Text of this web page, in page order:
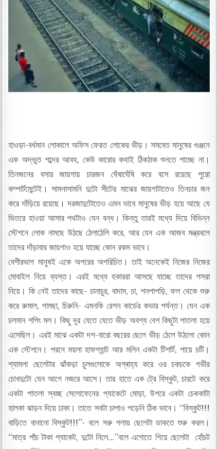
হাওড়া-বর্ধমান লোকালে অফিস ফেরত লোকের ভীড়। সমবেত মানুষের গুঞ্জনে
এক অদ্ভুত শব্দের আবহ, কেউ কারোর কথাই ঠিকঠাক শুনতে পাচ্ছে না।
তিনজনের বসার জায়গায় চারজন ঘেঁষাঘেঁষি করে বসে রয়েছে পুরো
কম্পার্টমেন্টেই। সামনাসামনি দুটো সীটের মাঝের জায়গাটাতেও তিনচার জন
করে দাঁড়িয়ে রয়েছে। দরজাদুটোতেও এমন ভাবে মানুষের ভীড় হয়ে আছে যে
ভিতরে হাওয়া আসার পথটাও যেন বন্ধ। কিন্তু তারই মধ্যে দিয়ে বিভিন্ন
স্টেশনে লোক নামছে উঠছে ঠেলাঠেলি করে, আর যেন এক আজব মন্ত্রবলে
তাদের দাঁড়াবার জায়গাও হয়ে যাচ্ছে কোন রকম ভাবে।
বেশীরভাগ মানুষই একে অপরের অপরিচিত। তাই অনেকেই নিজের নিজের
মোবাইল নিয়ে ব্যস্ত। এরই মধ্যে হকাররা আসছে যাচ্ছে তাদের পসরা
নিয়ে। কি নেই তাদের কাছে- চানাচুর, বাদাম, চা, শনপাপড়ি, ফল থেকে শুরু
করে রুমাল, গামছা, চিরুনি- এমনকি রেশন কার্ডের কভার পর্যন্ত। যেন এক
চলমান শপিং মল। কিছু দূর যেতে যেতে ভীড় অবশ্য বেশ কিছুটা পাতলা হয়ে
এসেছিল। এরই মাঝে একটা দশ-বারো বছরের ছেলে ভীড় ঠেলে উঠলো কোন
এক স্টেশনে। পরনে ময়লা হাফপ্যান্ট আর মলিন একটা টিশার্ট, পায়ে চটি।
শ্যামলা ছেলেটার ঝাঁকড়া চুলগুলোকে অগ্ৰাহ্য করে ওর চকচকে গভীর
চোখদুটো যেন আগে নজরে আসে। তার হাতে এক ট্রে বিস্কুট, চারটে করে
একটা পাতলা স্বচ্ছ সেলোফেনের প্যাকেটে মোড়া, উপরে একটা চেককাটা
হালকা ঝাড়ন দিয়ে ঢাকা। তাতে সবটা চাপাও পড়েনি ঠিক ভাবে। “বিস্কুট!!!
বাড়িতে বানানো বিস্কুট!!!”- বলে সরু গলায় ছেলেটা ডাকতে শুরু করল।
“মাত্র পাঁচ টাকা প্যাকেট, দুটো নিলে‌‌…”বলে এগোতে গিয়ে ছেলেটা হোঁচট